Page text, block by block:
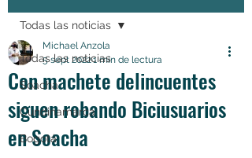
Todas las noticias
Soacha
Cundinamarca
Bogotá
Todas las noticias
Con machete delincuentes
siguen robando Biciusuarios
en Soacha
Michael Anzola
5 sept 20221 min de lectura